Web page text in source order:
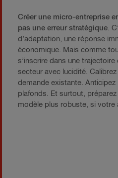
Créer une micro-entreprise
pas une erreur stratégique.
d’adaptation, une réponse
économique. Mais comme
s’inscrire dans une
secteur avec lucidité.
demande existante. Anticipez
plafonds. Et surtout,
modèle plus robuste, si votre